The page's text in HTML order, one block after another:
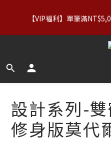
折｜內著
【VIP福利】單筆滿
【服飾優惠】設計系列正價商
設計系列-
修身版莫代